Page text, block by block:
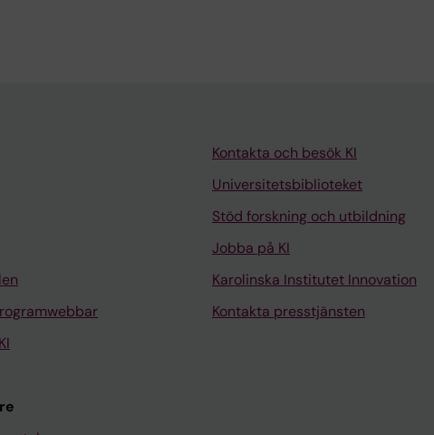
Kontakta och besök KI
Universitetsbiblioteket
Stöd forskning och utbildning
Jobba på KI
Karolinska Institutet Innovation
Kontakta presstjänsten